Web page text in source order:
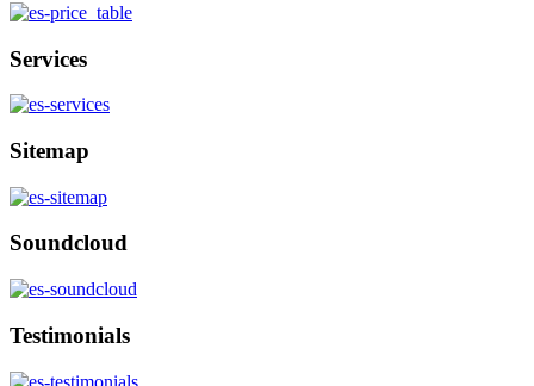
Services
Sitemap
Soundcloud
Testimonials